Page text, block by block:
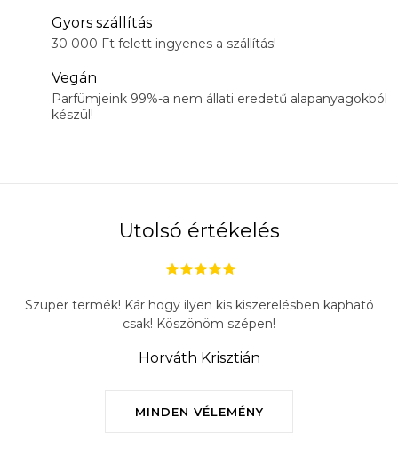
Gyors szállítás
30 000 Ft felett ingyenes a szállítás!
Vegán
Parfümjeink 99%-a nem állati eredetű alapanyagokból
készül!
Utolsó értékelés
MINDEN VÉLEMÉNY
Szuper termék! Kár hogy ilyen kis kiszerelésben kapható
csak! Köszönöm szépen!
Horváth Krisztián